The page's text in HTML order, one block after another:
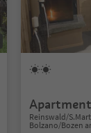
Reinswald/
Bolzano/Bozen